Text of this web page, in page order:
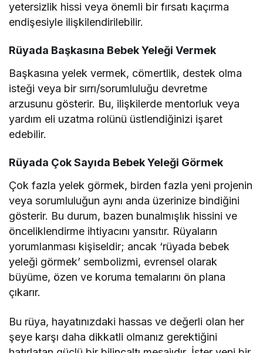
yetersizlik hissi veya önemli bir fırsatı kaçırma
endişesiyle ilişkilendirilebilir.
Rüyada Başkasına Bebek Yeleği Vermek
Başkasına yelek vermek, cömertlik, destek olma
isteği veya bir sırrı/sorumluluğu devretme
arzusunu gösterir. Bu, ilişkilerde mentorluk veya
yardım eli uzatma rolünü üstlendiğinizi işaret
edebilir.
Rüyada Çok Sayıda Bebek Yeleği Görmek
Çok fazla yelek görmek, birden fazla yeni projenin
veya sorumluluğun aynı anda üzerinize bindiğini
gösterir. Bu durum, bazen bunalmışlık hissini ve
önceliklendirme ihtiyacını yansıtır. Rüyaların
yorumlanması kişiseldir; ancak ‘rüyada bebek
yeleği görmek’ sembolizmi, evrensel olarak
büyüme, özen ve koruma temalarını ön plana
çıkarır.
Bu rüya, hayatınızdaki hassas ve değerli olan her
şeye karşı daha dikkatli olmanız gerektiğini